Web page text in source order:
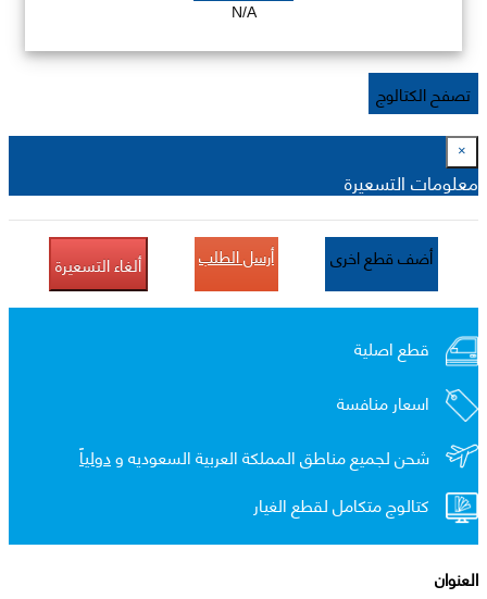
N/A
تصفح الكتالوج
×
معلومات التسعيرة
أضف قطع اخرى أرسل الطلب ألغاء التسعيرة
قطع اصلية
اسعار منافسة
شحن لجميع مناطق المملكة العربية السعوديه ودولياً
كتالوج متكامل لقطع الغيار
العنوان